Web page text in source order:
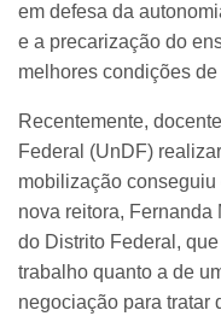
em defesa da
e a precarização do
melhores condições de
Recentemente,
Federal (UnDF)
mobilização conseguiu
nova reitora, Fernanda
do Distrito Federal,
trabalho quanto a de
negociação para tratar